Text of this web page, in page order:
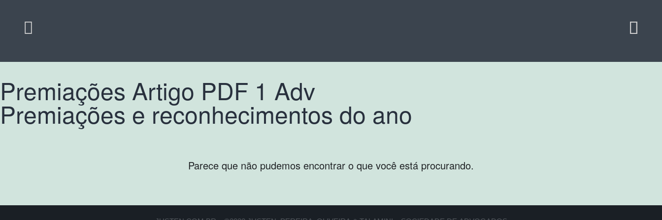
Premiações Artigo PDF 1 Adv
Premiações e reconhecimentos do ano
Parece que não pudemos encontrar o que você está procurando.